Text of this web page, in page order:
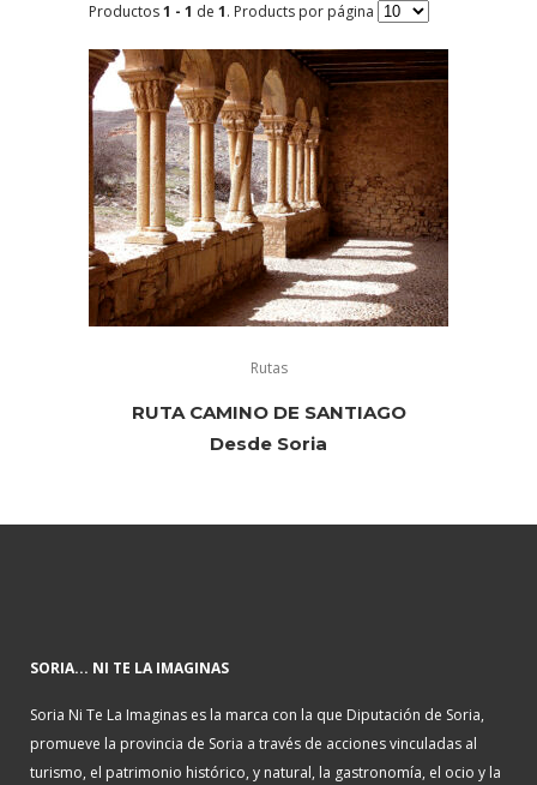
Productos1 - 1 de 1. Products por página
Rutas
RUTA CAMINO DE SANTIAGO
Desde Soria
SORIA... NI TE LA IMAGINAS
Soria Ni Te La Imaginas es la marca con la que Diputación de Soria,
promueve la provincia de Soria a través de acciones vinculadas al
turismo, el patrimonio histórico, y natural, la gastronomía, el ocio y la